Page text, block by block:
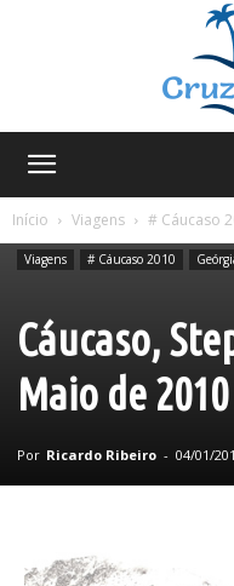
Início
Viagens # Cáucaso
Viagens # Cáucaso 2010
Cáucaso,
Maio de 2010
Por Ricardo Ribeiro - 04/01/